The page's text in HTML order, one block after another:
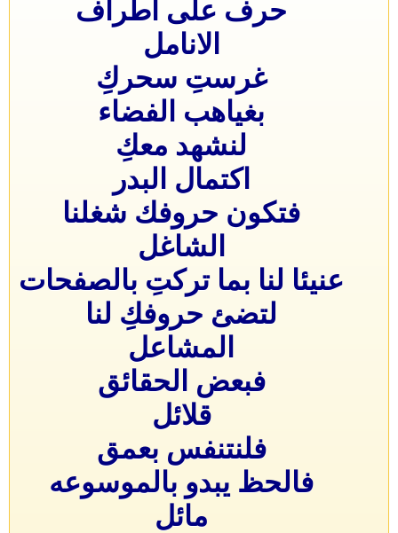
حرف على اطراف
الانامل
غرستِ سحركِ
بغياهب الفضاء
لنشهد معكِ
اكتمال البدر
فتكون حروفك شغلنا
الشاغل
عنيئا لنا بما تركتِ بالصفحات
لتضئ حروفكِ لنا
المشاعل
فبعض الحقائق
قلائل
فلنتنفس بعمق
فالحظ يبدو بالموسوعه
مائل